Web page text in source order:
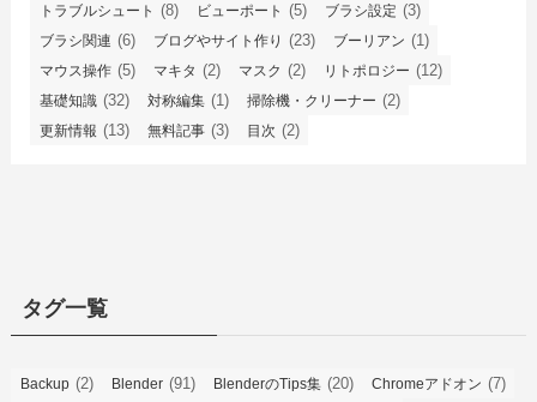
トラブルシュート (8) ビューポート (5) ブラシ設定 (3)
ブラシ関連 (6) ブログやサイト作り (23) ブーリアン (1)
マウス操作 (5) マキタ (2) マスク (2) リトポロジー (12)
基礎知識 (32) 対称編集 (1) 掃除機・クリーナー (2)
更新情報 (13) 無料記事 (3) 目次 (2)
タグ一覧
Backup (2) Blender (91) BlenderのTips集 (20) Chromeアドオン (7)